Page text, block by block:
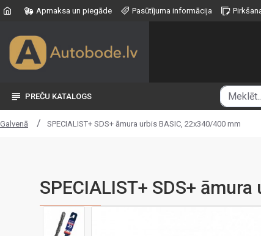
Apmaksa un piegāde Pasūtījuma informācija
PREČU KATALOGS
Galvenā SPECIALIST+ SDS+ āmura urbis BASIC, 22x340/400 mm
SPECIALIST+ SDS+